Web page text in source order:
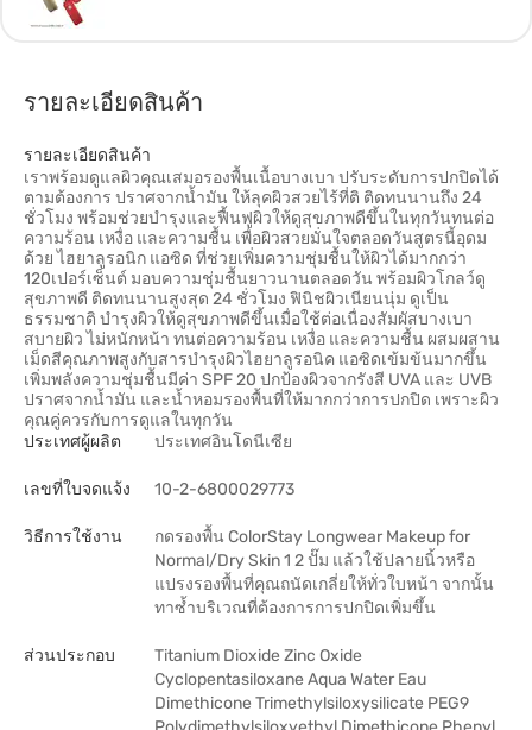
รายละเอียดสินค้า
รายละเอียดสินค้า
เราพร้อมดูแลผิวคุณเสมอรองพื้นเนื้อบางเบา ปรับระดับการปกปิดได้
ตามต้องการ ปราศจากน้ำมัน ให้ลุคผิวสวยไร้ที่ติ ติดทนนานถึง 24
ชั่วโมง พร้อมช่วยบำรุงและฟื้นฟูผิวให้ดูสุขภาพดีขึ้นในทุกวันทนต่อ
ความร้อน เหงื่อ และความชื้น เพื่อผิวสวยมั่นใจตลอดวันสูตรนี้อุดม
ด้วย ไฮยาลูรอนิก แอซิด ที่ช่วยเพิ่มความชุ่มชื้นให้ผิวได้มากกว่า
120เปอร์เซ็นต์ มอบความชุ่มชื้นยาวนานตลอดวัน พร้อมผิวโกลว์ดู
สุขภาพดี ติดทนนานสูงสุด 24 ชั่วโมง ฟินิชผิวเนียนนุ่ม ดูเป็น
ธรรมชาติ บำรุงผิวให้ดูสุขภาพดีขึ้นเมื่อใช้ต่อเนื่องสัมผัสบางเบา
สบายผิว ไม่หนักหน้า ทนต่อความร้อน เหงื่อ และความชื้น ผสมผสาน
เม็ดสีคุณภาพสูงกับสารบำรุงผิวไฮยาลูรอนิค แอซิดเข้มข้นมากขึ้น
เพิ่มพลังความชุ่มชื้นมีค่า SPF 20 ปกป้องผิวจากรังสี UVA และ UVB
ปราศจากน้ำมัน และน้ำหอมรองพื้นที่ให้มากกว่าการปกปิด เพราะผิว
คุณคู่ควรกับการดูแลในทุกวัน
ประเทศผู้ผลิต
ประเทศอินโดนีเซีย
เลขที่ใบจดแจ้ง 10-2-6800029773
วิธีการใช้งาน
กดรองพื้น ColorStay Longwear Makeup for
Normal/Dry Skin 1 2 ปั๊ม แล้วใช้ปลายนิ้วหรือ
แปรงรองพื้นที่คุณถนัดเกลี่ยให้ทั่วใบหน้า จากนั้น
ทาซ้ำบริเวณที่ต้องการการปกปิดเพิ่มขึ้น
ส่วนประกอบ
Titanium Dioxide Zinc Oxide
Cyclopentasiloxane Aqua Water Eau
Dimethicone Trimethylsiloxysilicate PEG9